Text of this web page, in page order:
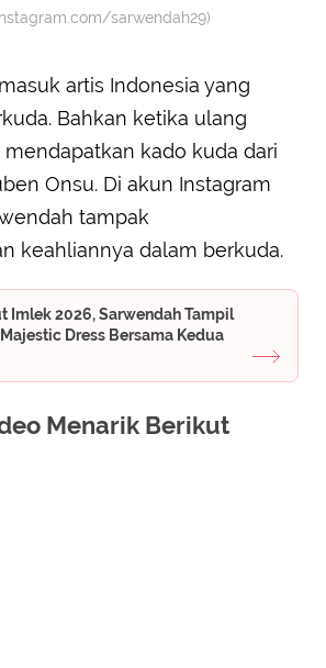
sarwendah29)
artis Indonesia yang
Bahkan ketika ulang
kado kuda dari
Onsu. Di akun Instagram
tampak
keahliannya dalam berkuda.
Imlek 2026, Sarwendah Tampil
Dress Bersama Kedua
Menarik Berikut